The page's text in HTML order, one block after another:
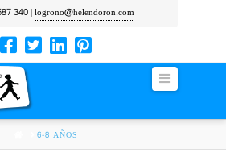
340 |logrono@helendoron.com
Navigation
HOME
6-8 AÑOS